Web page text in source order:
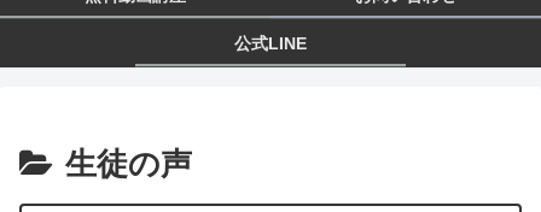
公式LINE
生徒の声